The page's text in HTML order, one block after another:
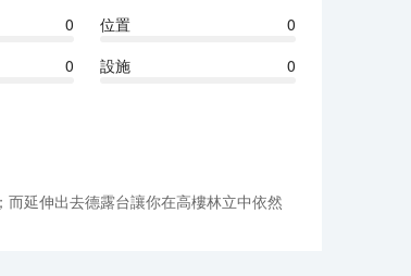
0 位置
0
0 設施 0
延伸出去德露台讓你在高樓林立中依然